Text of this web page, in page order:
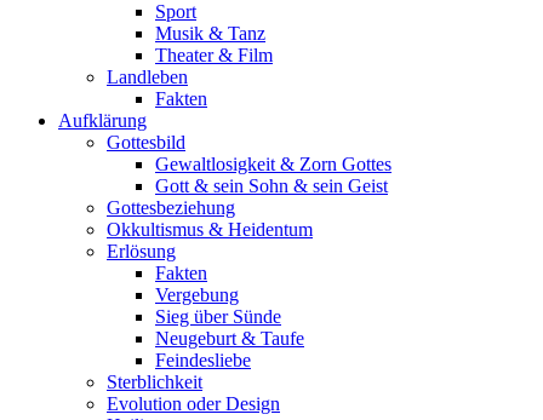
Sport
Musik & Tanz
Theater & Film
Landleben
Fakten
Aufklärung
Gottesbild
Gewaltlosigkeit & Zorn Gottes
Gott & sein Sohn & sein Geist
Gottesbeziehung
Okkultismus & Heidentum
Erlösung
Fakten
Vergebung
Sieg über Sünde
Neugeburt & Taufe
Feindesliebe
Sterblichkeit
Evolution oder Design